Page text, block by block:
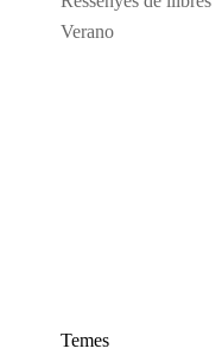
Verano
Temes